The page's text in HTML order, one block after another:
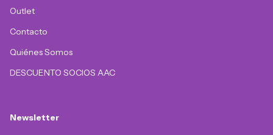
Outlet
Contacto
Quiénes Somos
DESCUENTO SOCIOS AAC
Newsletter